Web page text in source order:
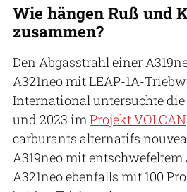
Wie hängen Ruß und
zusammen?
Den Abgasstrahl einer
A321neo mit LEAP-1A-
International untersuchte die
und 2023 im Projekt VOLCAN
carburants alternatifs
A319neo mit
A321neo ebenfalls mit 100